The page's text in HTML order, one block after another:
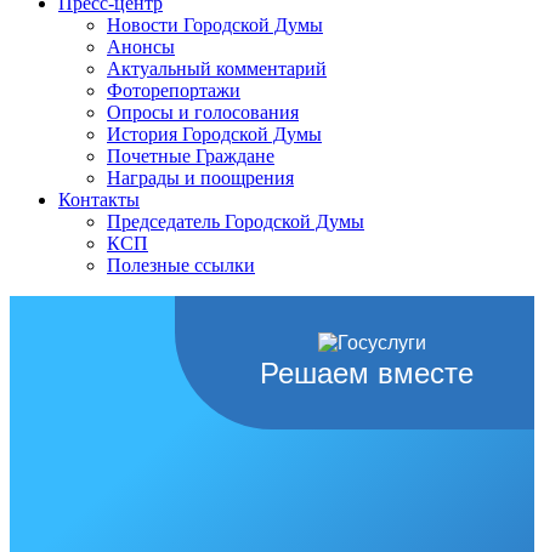
Новости Городской Думы
Анонсы
Актуальный комментарий
Фоторепортажи
Опросы и голосования
История Городской Думы
Почетные Граждане
Награды и поощрения
Контакты
Председатель Городской Думы
КСП
Полезные ссылки
Решаем вместе